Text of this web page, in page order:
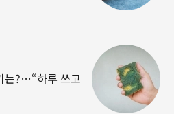
는?…“하루 쓰고